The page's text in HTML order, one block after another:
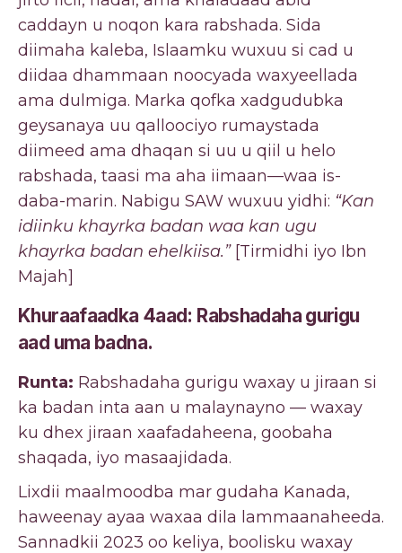
caddayn u noqon kara rabshada. Sida
diimaha kaleba, Islaamku wuxuu si cad u
diidaa dhammaan noocyada waxyeellada
ama dulmiga. Marka qofka xadgudubka
geysanaya uu qalloociyo rumaystada
diimeed ama dhaqan si uu u qiil u helo
rabshada, taasi ma aha iimaan—waa is-
daba-marin. Nabigu SAW wuxuu yidhi: “Kan
idiinku khayrka badan waa kan ugu
khayrka badan ehelkiisa.”[Tirmidhi iyo Ibn
Majah]
Khuraafaadka 4aad: Rabshadaha gurigu
aad uma badna.
Runta: Rabshadaha gurigu waxay u jiraan si
ka badan inta aan u malaynayno — waxay
ku dhex jiraan xaafadaheena, goobaha
shaqada, iyo masaajidada.
Lixdii maalmoodba mar gudaha Kanada,
haweenay ayaa waxaa dila lammaanaheeda.
Sannadkii 2023 oo keliya, boolisku waxay